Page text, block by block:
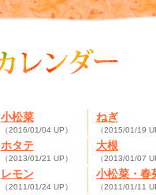
小松菜
（2016/01/04 UP）
ねぎ
（2015/01/19
ホタテ
（2013/01/21 UP）
大根
（2013/01/07
レモン
（2011/01/24 UP）
小松菜・春
（2011/01/11